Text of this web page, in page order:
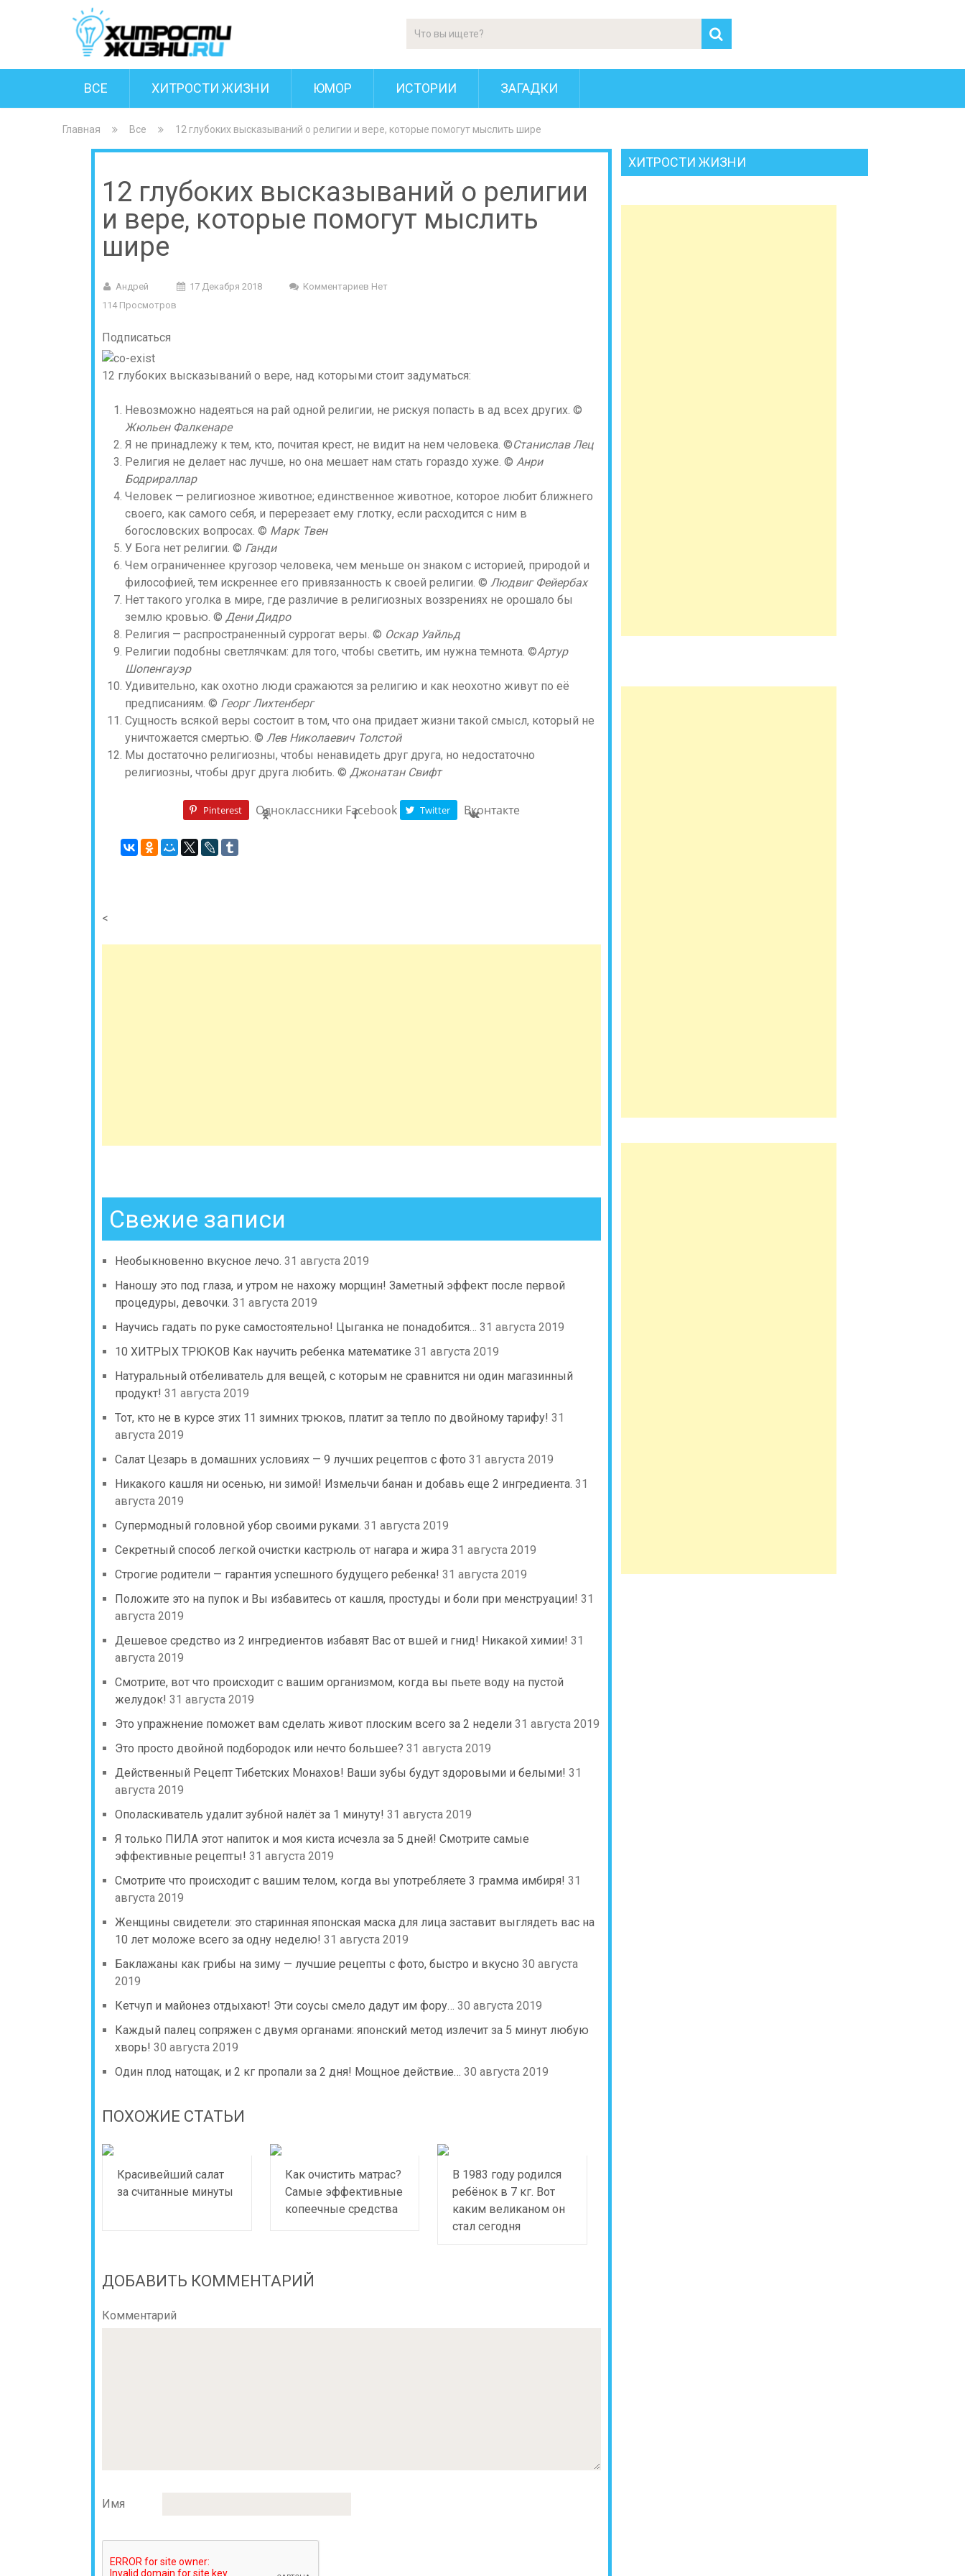
ВСЕ ХИТРОСТИ ЖИЗНИ ЮМОР ИСТОРИИ ЗАГАДКИ
Главная Все 12 глубоких высказываний о религии и вере, которые помогут мыслить шире
12 глубоких высказываний о религии
и вере, которые помогут мыслить
шире
Андрей 17 Декабря 2018
Комментариев Нет
114 Просмотров
Подписаться
12 глубоких высказываний о вере, над которыми стоит задуматься:
Невозможно надеяться на рай одной религии, не рискуя попасть в ад всех других. ©
Жюльен Фалкенаре
Я не принадлежу к тем, кто, почитая крест, не видит на нем человека. ©Станислав Лец
Религия не делает нас лучше, но она мешает нам стать гораздо хуже. © Анри
Бодрираллар
Человек — религиозное животное; единственное животное, которое любит ближнего
своего, как самого себя, и перерезает ему глотку, если расходится с ним в
богословских вопросах. © Марк Твен
У Бога нет религии. © Ганди
Чем ограниченнее кругозор человека, чем меньше он знаком с историей, природой и
философией, тем искреннее его привязанность к своей религии. © Людвиг Фейербах
Нет такого уголка в мире, где различие в религиозных воззрениях не орошало бы
землю кровью. © Дени Дидро
Религия — распространенный суррогат веры. © Оскар Уайльд
Религии подобны светлячкам: для того, чтобы светить, им нужна темнота. ©Артур
Шопенгауэр
Удивительно, как охотно люди сражаются за религию и как неохотно живут по её
предписаниям. © Георг Лихтенберг
Сущность всякой веры состоит в том, что она придает жизни такой смысл, который не
уничтожается смертью. © Лев Николаевич Толстой
Мы достаточно религиозны, чтобы ненавидеть друг друга, но недостаточно
религиозны, чтобы друг друга любить. © Джонатан Свифт
Pinterest Одноклассники Facebook Twitter Вконтакте
<
Свежие записи
Необыкновенно вкусное лечо. 31 августа 2019
Наношу это под глаза, и утром не нахожу морщин! Заметный эффект после первой
процедуры, девочки. 31 августа 2019
Научись гадать по руке самостоятельно! Цыганка не понадобится… 31 августа 2019
10 ХИТРЫХ ТРЮКОВ Как научить ребенка математике 31 августа 2019
Натуральный отбеливатель для вещей, с которым не сравнится ни один магазинный
продукт! 31 августа 2019
Тот, кто не в курсе этих 11 зимних трюков, платит за тепло по двойному тарифу! 31
августа 2019
Салат Цезарь в домашних условиях — 9 лучших рецептов с фото 31 августа 2019
Никакого кашля ни осенью, ни зимой! Измельчи банан и добавь еще 2 ингредиента. 31
августа 2019
Супермодный головной убор своими руками. 31 августа 2019
Секретный способ легкой очистки кастрюль от нагара и жира 31 августа 2019
Строгие родители — гарантия успешного будущего ребенка! 31 августа 2019
Положите это на пупок и Вы избавитесь от кашля, простуды и боли при менструации! 31
августа 2019
Дешевое средство из 2 ингредиентов избавят Вас от вшей и гнид! Никакой химии! 31
августа 2019
Смотрите, вот что происходит с вашим организмом, когда вы пьете воду на пустой
желудок! 31 августа 2019
Это упражнение поможет вам сделать живот плоским всего за 2 недели 31 августа 2019
Это просто двойной подбородок или нечто большее? 31 августа 2019
Действенный Рецепт Тибетских Монахов! Ваши зубы будут здоровыми и белыми! 31
августа 2019
Ополаскиватель удалит зубной налёт за 1 минуту! 31 августа 2019
Я только ПИЛА этот напиток и моя киста исчезла за 5 дней! Смотрите самые
эффективные рецепты! 31 августа 2019
Смотрите что происходит с вашим телом, когда вы употребляете 3 грамма имбиря! 31
августа 2019
Женщины свидетели: это старинная японская маска для лица заставит выглядеть вас на
10 лет моложе всего за одну неделю! 31 августа 2019
Баклажаны как грибы на зиму — лучшие рецепты с фото, быстро и вкусно 30 августа
2019
Кетчуп и майонез отдыхают! Эти соусы смело дадут им фору… 30 августа 2019
Каждый палец сопряжен с двумя органами: японский метод излечит за 5 минут любую
хворь! 30 августа 2019
Один плод натощак, и 2 кг пропали за 2 дня! Мощное действие… 30 августа 2019
ПОХОЖИЕ СТАТЬИ
Красивейший салат
за считанные минуты
Как очистить матрас?
Самые эффективные
копеечные средства
В 1983 году родился
ребёнок в 7 кг. Вот
каким великаном он
стал сегодня
ДОБАВИТЬ КОММЕНТАРИЙ
Комментарий
Имя
ХИТРОСТИ ЖИЗНИ